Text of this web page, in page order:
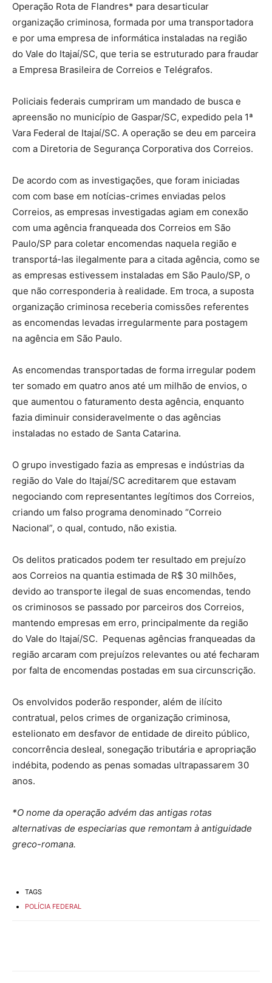
Operação Rota de Flandres* para desarticular
organização criminosa, formada por uma transportadora
e por uma empresa de informática instaladas na região
do Vale do Itajaí/SC, que teria se estruturado para fraudar
a Empresa Brasileira de Correios e Telégrafos.
Policiais federais cumpriram um mandado de busca e
apreensão no município de Gaspar/SC, expedido pela 1ª
Vara Federal de Itajaí/SC. A operação se deu em parceira
com a Diretoria de Segurança Corporativa dos Correios.
De acordo com as investigações, que foram iniciadas
com com base em notícias-crimes enviadas pelos
Correios, as empresas investigadas agiam em conexão
com uma agência franqueada dos Correios em São
Paulo/SP para coletar encomendas naquela região e
transportá-las ilegalmente para a citada agência, como se
as empresas estivessem instaladas em São Paulo/SP, o
que não corresponderia à realidade. Em troca, a suposta
organização criminosa receberia comissões referentes
as encomendas levadas irregularmente para postagem
na agência em São Paulo.
As encomendas transportadas de forma irregular podem
ter somado em quatro anos até um milhão de envios, o
que aumentou o faturamento desta agência, enquanto
fazia diminuir consideravelmente o das agências
instaladas no estado de Santa Catarina.
O grupo investigado fazia as empresas e indústrias da
região do Vale do Itajaí/SC acreditarem que estavam
negociando com representantes legítimos dos Correios,
criando um falso programa denominado “Correio
Nacional”, o qual, contudo, não existia.
Os delitos praticados podem ter resultado em prejuízo
aos Correios na quantia estimada de R$ 30 milhões,
devido ao transporte ilegal de suas encomendas, tendo
os criminosos se passado por parceiros dos Correios,
mantendo empresas em erro, principalmente da região
do Vale do Itajaí/SC. Pequenas agências franqueadas da
região arcaram com prejuízos relevantes ou até fecharam
por falta de encomendas postadas em sua circunscrição.
Os envolvidos poderão responder, além de ilícito
contratual, pelos crimes de organização criminosa,
estelionato em desfavor de entidade de direito público,
concorrência desleal, sonegação tributária e apropriação
indébita, podendo as penas somadas ultrapassarem 30
anos.
*O nome da operação advém das antigas rotas
alternativas de especiarias que remontam à antiguidade
greco-romana.
TAGS
POLÍCIA FEDERAL